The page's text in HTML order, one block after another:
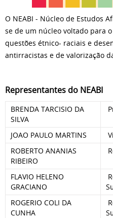
O NEABI - Núcleo de Estudos
se de um núcleo voltado para
questões étnico- raciais e
antirracistas e de valorização
Representantes do NEABI
BRENDA TARCISIO DA
SILVA
JOAO PAULO MARTINS
ROBERTO ANANIAS
RIBEIRO
FLAVIO HELENO
GRACIANO
ROGERIO COLI DA
CUNHA